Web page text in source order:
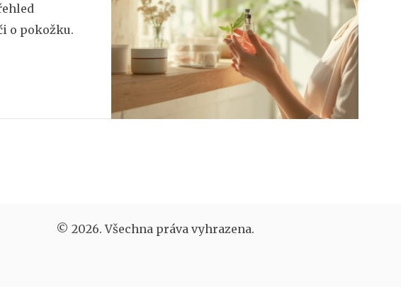
o pokožku.
© 2026. Všechna práva vyhrazena.